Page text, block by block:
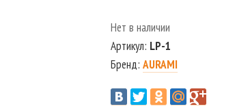
Нет в наличии
Артикул: LP-1
Бренд: AURAMI